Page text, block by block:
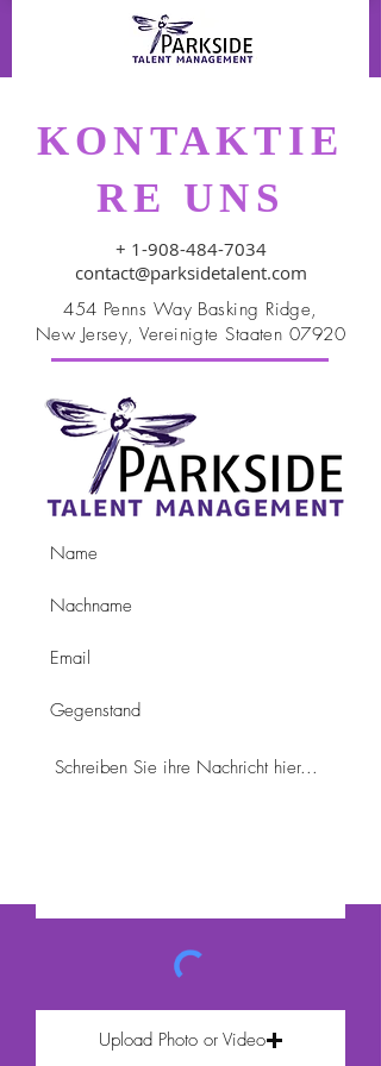
KONTAKTIE
RE UNS
+ 1-908-484-7034
contact@parksidetalent.com
454 Penns Way Basking Ridge,
New Jersey, Vereinigte Staaten 07920
Upload Photo or Video